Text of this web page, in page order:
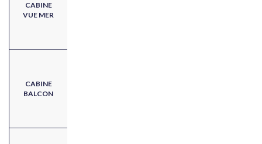
CABINE
VUE MER
CABINE
BALCON